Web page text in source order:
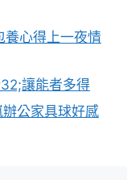
心得上一夜情
讓能者多得
公家具球好感